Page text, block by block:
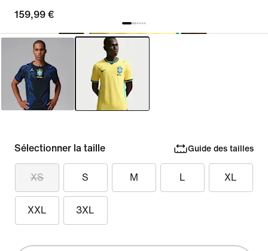
159,99 €
Sélectionner la taille Guide des tailles
XS S M L XL
XXL 3XL